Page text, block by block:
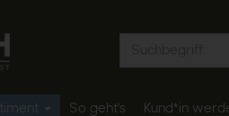
So geht's Kund*in